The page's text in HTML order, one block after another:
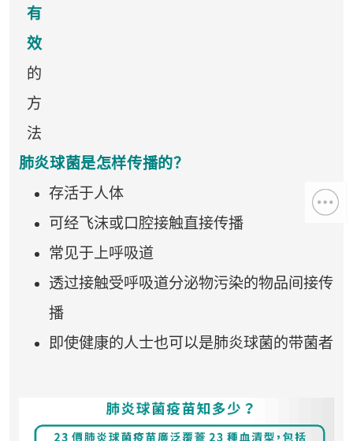
有
效
的
方
法
肺炎球菌是怎样传播的？
存活于人体
可经飞沫或口腔接触直接传播
常见于上呼吸道
透过接触受呼吸道分泌物污染的物品间接传
播
即使健康的人士也可以是肺炎球菌的带菌者